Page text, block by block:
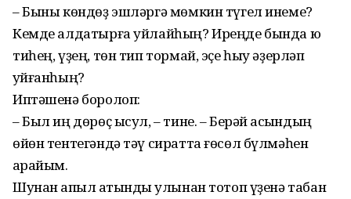
– Быны көндөҙ эшләргә мөмкин түгел инеме?
Кемде алдатырға уйлайһың? Иреңде бында юҡ
тиһең, үҙең, төн тип тормай, эҫе һыу әҙерләп
ҡуйғанһың?
Иптәшенә боролоп:
– Был иң дөрөҫ ысул, – тине. – Берәй ҡасҡындың
өйөн тентегәндә тәү сиратта ғөсөл бүлмәһен
ҡарайым.
Шунан ҡапыл ҡатынды ҡулынан тотоп үҙенә табан